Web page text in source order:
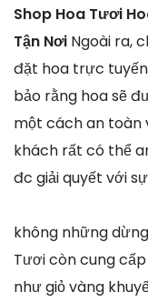
Shop Hoa Tươi
Tận Nơi Ngoài ra,
đặt hoa trực
bảo rằng hoa sẽ
một cách an toàn
khách rất có thể
đc giải quyết với
không những
Tươi còn cung
như giỏ vàng